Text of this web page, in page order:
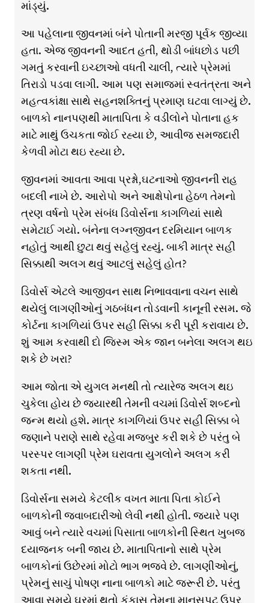
માંડ્યું.
આ પહેલાના જીવનમાં બંને પોતાની મરજી પૂર્વક જીવ્યા
હતા. એજ જીવનની આદત હતી, થોડી બાંધછોડ પછી
ગમતું કરવાની ઇચ્છાઓ વધતી ચાલી, ત્યારે પ્રેમમાં
તિરાડો પડવા લાગી. આમ પણ સમાજમાં સ્વતંત્રતા અને
મહત્વકાંક્ષા સાથે સહનશક્તિનું પ્રમાણ ઘટવા લાગ્યું છે.
બાળકો નાનપણથી માતાપિતા કે વડીલોને પોતાના હક
માટે માથું ઉચકતા જોઈ રહ્યા છે, આવીજ સમજદારી
કેળવી મોટા થઇ રહ્યા છે.
જીવનમાં આવતા આવા પ્રશ્નો,ઘટનાઓ જીવનની રાહ
બદલી નાખે છે. આરોપો અને આક્ષેપોના હેઠળ તેમનો
ત્રણ વર્ષનો પ્રેમ સંબંધ ડિવોર્સના કાગળિયાં સાથે
સમેટાઈ ગયો. બંનેના લગ્નજીવન દરમિયાન બાળક
નહોતું આથી છુટા થવું સહેલું રહ્યું. બાકી માત્ર સહી
સિક્કાથી અલગ થવું આટલું સહેલું હોત?
ડિવોર્સ એટલે આજીવન સાથ નિભાવવાના વચન સાથે
થયેલું લાગણીઓનું ગઠબંધન તોડવાની કાનૂની રસમ. જે
કોર્ટના કાગળિયાં ઉપર સહી સિક્કા કરી પૂરી કરાવાય છે.
શું આમ કરવાથી દો જિસ્મ એક જાન બનેલા અલગ થઇ
શકે છે ખરા?
આમ જોતા એ યુગલ મનથી તો ત્યારેજ અલગ થઇ
ચુકેલા હોય છે જ્યારથી તેમની વચમાં ડિવોર્સ શબ્દનો
જન્મ થયો હશે. માત્ર કાગળિયાં ઉપર સહી સિક્કા બે
જણાને પરાણે સાથે રહેવા મજબુર કરી શકે છે પરંતુ બે
પરસ્પર લાગણી પ્રેમ ઘરાવતા યુગલોને અલગ કરી
શકતા નથી.
ડિવોર્સના સમયે કેટલીક વખત માતા પિતા કોઈને
બાળકોની જવાબદારીઓ લેવી નથી હોતી. જ્યારે પણ
આવું બને ત્યારે વચમાં પિસાતા બાળકોની સ્થિત ખુબજ
દયાજનક બની જાય છે. માતાપિતાનો સાથે પ્રેમ
બાળકોનાં ઉછેરમાં મોટો ભાગ ભજવે છે. લાગણીઓનું,
પ્રેમનું સાચું પોષણ નાના બાળકો માટે જરૂરી છે. પરંતુ
આવા સમયે ઘરમાં થતો કંકાસ તેમના માનસપટ ઉપર